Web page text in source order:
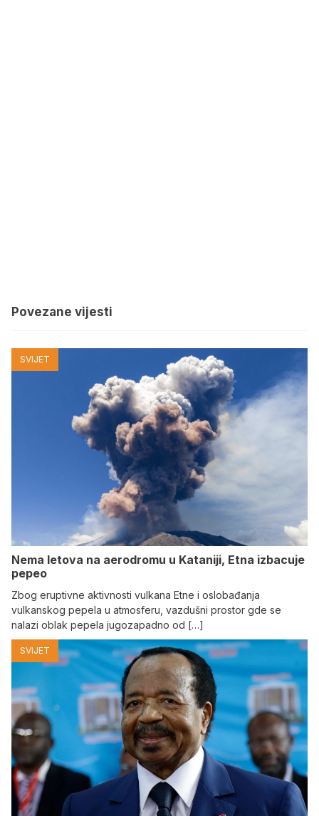
Povezane vijesti
SVIJET
Nema letova na aerodromu u Kataniji, Etna izbacuje
pepeo
Zbog eruptivne aktivnosti vulkana Etne i oslobađanja
vulkanskog pepela u atmosferu, vazdušni prostor gde se
nalazi oblak pepela jugozapadno od […]
SVIJET